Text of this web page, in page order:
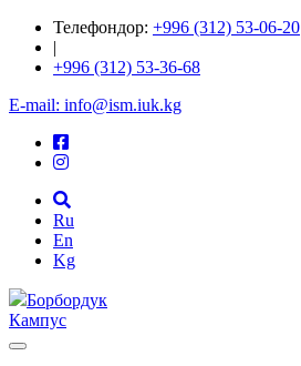
Телефондор: +996 (312) 53-06-20
|
+996 (312) 53-36-68
E-mail: info@ism.iuk.kg
Ru
En
Kg
Борбордук
Кампус